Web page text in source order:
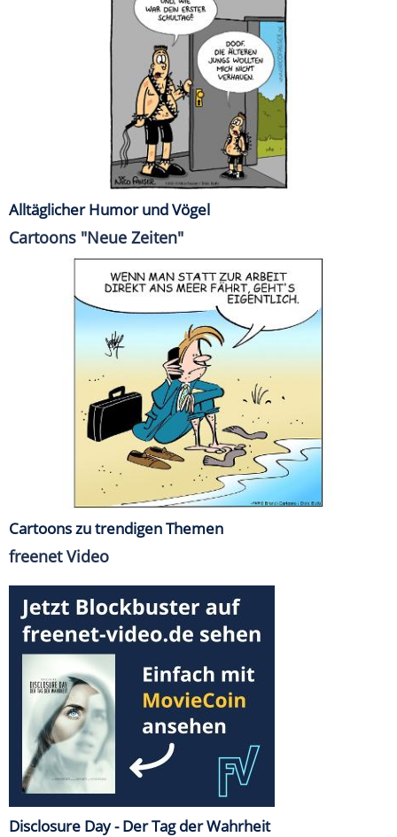
Alltäglicher Humor und Vögel
Cartoons "Neue Zeiten"
Cartoons zu trendigen Themen
freenet Video
Disclosure Day - Der Tag der Wahrheit